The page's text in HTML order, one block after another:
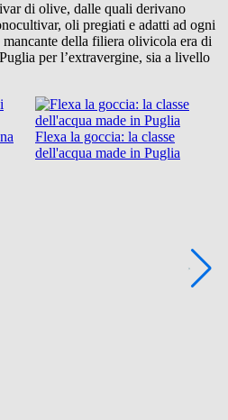
di olive, dalle quali derivano
oli pregiati e adatti ad ogni
della filiera olivicola era di
per l’extravergine, sia a livello
Flexa la goccia: la classe
dell'acqua made in Puglia